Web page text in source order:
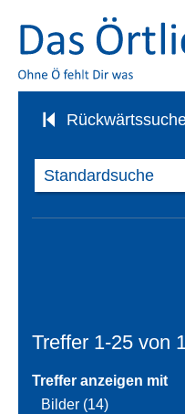
Treffer 1-25 von
Treffer anzeigen mit
Bilder (14)